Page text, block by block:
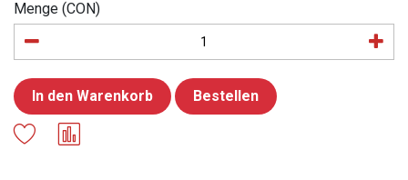
Menge (CON)
In den Warenkorb Bestellen